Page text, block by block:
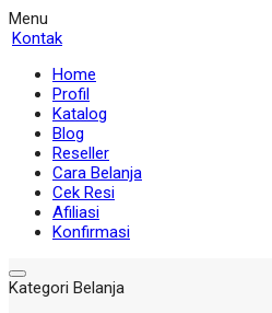
Menu
Kontak
Home
Profil
Katalog
Blog
Reseller
Cara Belanja
Cek Resi
Afiliasi
Konfirmasi
Kategori Belanja